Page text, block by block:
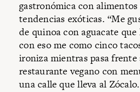
gastronómica con
tendencias exóticas. “Me
de quinoa con aguacate
con eso me como cinco
ironiza mientras pasa frente
restaurante vegano con
una calle que lleva al Zócalo.